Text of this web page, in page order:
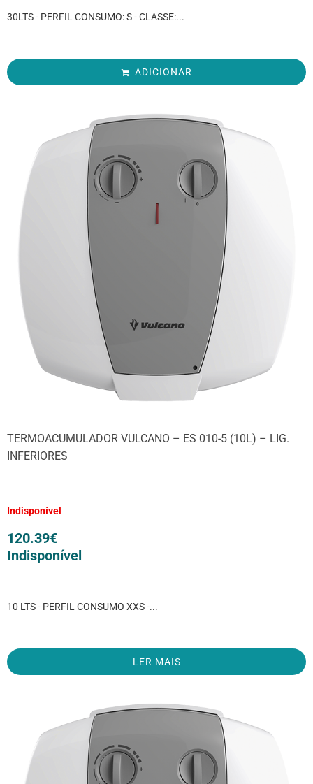
30LTS - PERFIL CONSUMO: S - CLASSE:...
ADICIONAR
TERMOACUMULADOR VULCANO – ES 010-5 (10L) – LIG.
INFERIORES
Indisponível
120.39€
Indisponível
10 LTS - PERFIL CONSUMO XXS -...
LER MAIS